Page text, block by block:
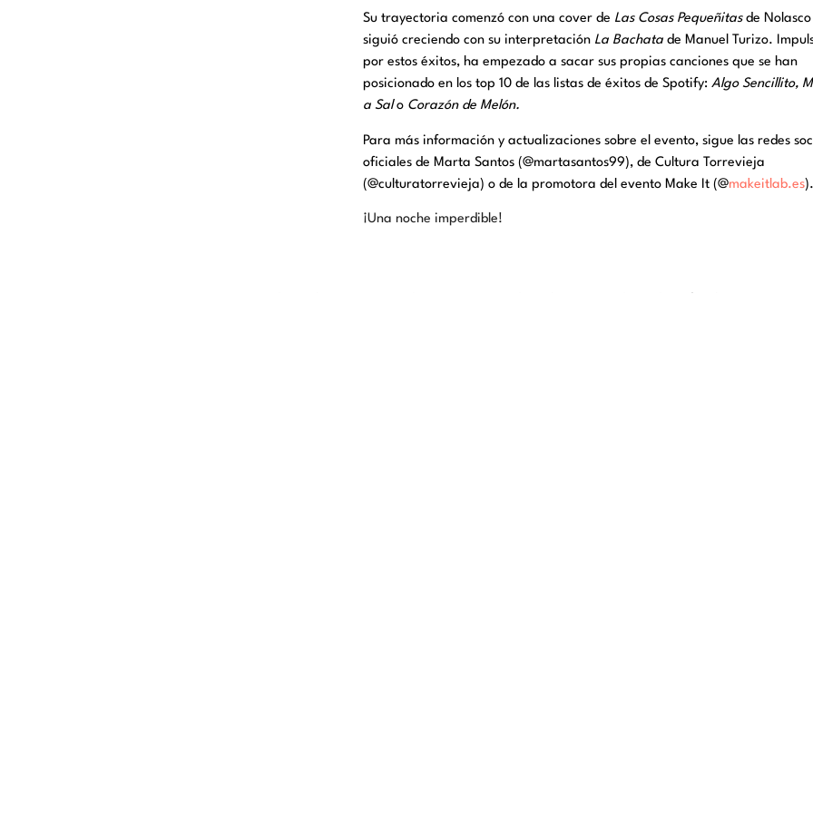
Su trayectoria comenzó con una cover de Las Cosas Pequeñitas de Nolasco
siguió creciendo con su interpretación La Bachata de Manuel Turizo.
por estos éxitos, ha empezado a sacar sus propias canciones que se han
posicionado en los top 10 de las listas de éxitos de Spotify: Algo Sencillito,
a Sal o Corazón de Melón.
Para más información y actualizaciones sobre el evento, sigue las redes
oficiales de Marta Santos (@martasantos99), de Cultura Torrevieja
(@culturatorrevieja) o de la promotora del evento Make It (@makeitlab.es).
¡Una noche imperdible!